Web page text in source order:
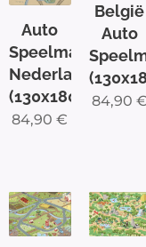
Auto
Speelmat
Nederland
(130x180cm)
84,90 €
België
Auto
84,90 €